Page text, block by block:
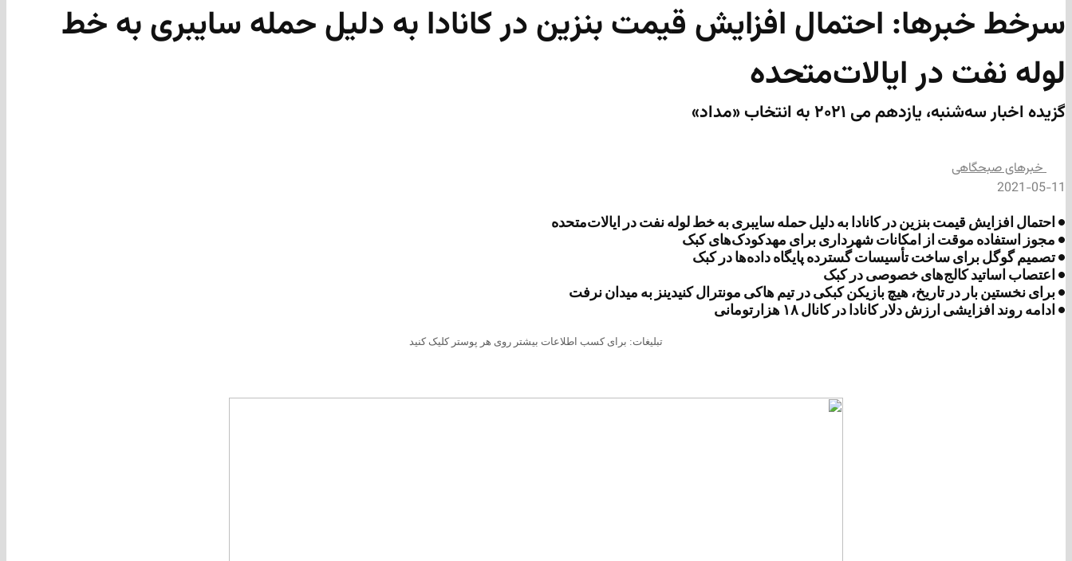
سرخط خبرها: احتمال افزایش قیمت بنزین در کانادا به دلیل حمله سایبری به خط
لوله نفت در ایالات‌متحده
گزیده اخبار سه‌شنبه، یازدهم می ۲۰۲۱ به انتخاب «مداد»
‌خبرهای صبحگاهی
2021-05-11
• احتمال افزایش قیمت بنزین در کانادا به دلیل حمله سایبری به خط لوله نفت در ایالات‌متحده
• مجوز استفاده موقت از امکانات شهرداری برای مهدکودک‌های کبک
• تصمیم گوگل برای ساخت تأسیسات گسترده پایگاه داده‌ها در کبک
• اعتصاب اساتید کالج‌های خصوصی در کبک
• برای نخستین بار در تاریخ، هیچ بازیکن کبکی در تیم هاکی مونترال کنیدینز به میدان نرفت
• ادامه روند افزایشی ارزش دلار کانادا در کانال ۱۸ هزارتومانی
تبلیغات: برای کسب اطلاعات بیشتر روی هر پوستر کلیک کنید